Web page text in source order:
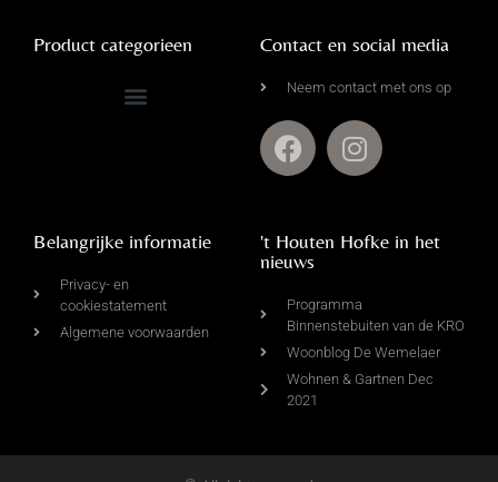
Product categorieen Contact en social media
Neem contact met ons op
Belangrijke informatie
Privacy- en
cookiestatement
Algemene voorwaarden
't Houten Hofke in het
nieuws
Programma
Binnenstebuiten van de KRO
Woonblog De Wemelaer
Wohnen & Gartnen Dec
2021